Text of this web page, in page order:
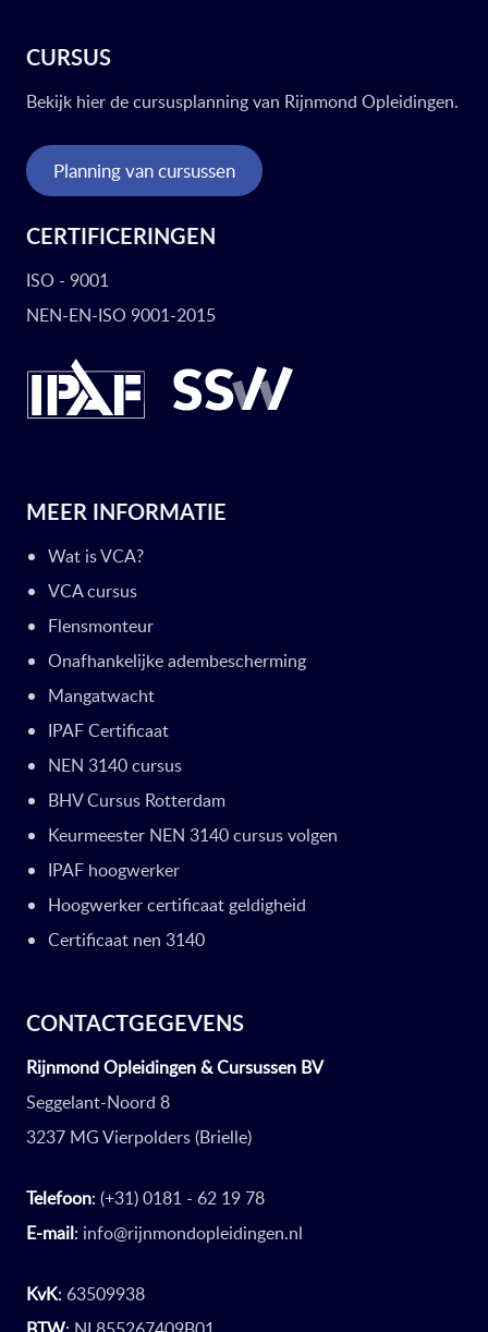
CURSUS
Bekijk hier de cursusplanning van Rijnmond Opleidingen.
Planning van cursussen
CERTIFICERINGEN
ISO - 9001
NEN-EN-ISO 9001-2015
MEER INFORMATIE
Wat is VCA?
VCA cursus
Flensmonteur
Onafhankelijke adembescherming
Mangatwacht
IPAF Certificaat
NEN 3140 cursus
BHV Cursus Rotterdam
Keurmeester NEN 3140 cursus volgen
IPAF hoogwerker
Hoogwerker certificaat geldigheid
Certificaat nen 3140
CONTACTGEGEVENS
Rijnmond Opleidingen & Cursussen BV
Seggelant-Noord 8
3237 MG Vierpolders (Brielle)
Telefoon: (+31) 0181 - 62 19 78
E-mail: info@rijnmondopleidingen.nl
KvK: 63509938